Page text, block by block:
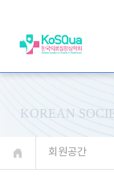
KOREAN
회원공간